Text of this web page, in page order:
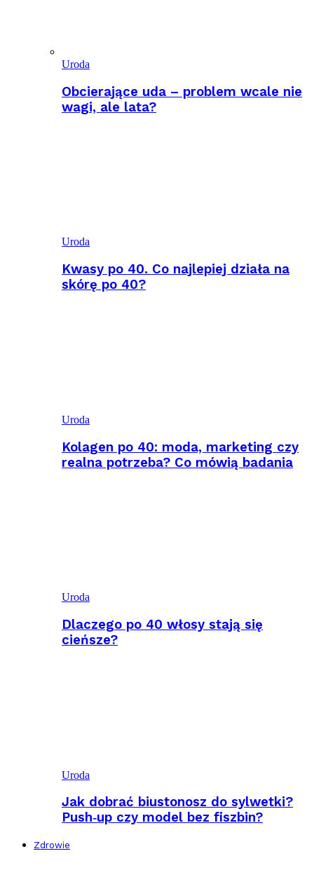
Uroda
Obcierające uda – problem wcale nie
wagi, ale lata?
Uroda
Kwasy po 40. Co najlepiej działa na
skórę po 40?
Uroda
Kolagen po 40: moda, marketing czy
realna potrzeba? Co mówią badania
Uroda
Dlaczego po 40 włosy stają się
cieńsze?
Uroda
Jak dobrać biustonosz do sylwetki?
Push‑up czy model bez fiszbin?
Zdrowie